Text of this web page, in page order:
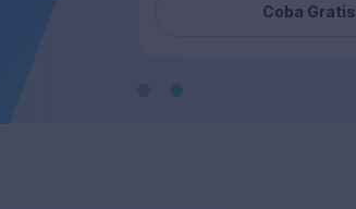
Coba Gratis